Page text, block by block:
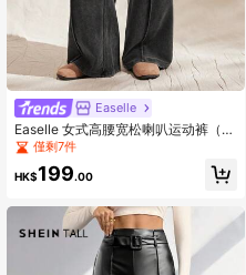
Easelle
Easelle 女式高腰宽松喇叭运动裤（仿
旧黑灰色），秋冬款
僅剩7件
HK$199.00